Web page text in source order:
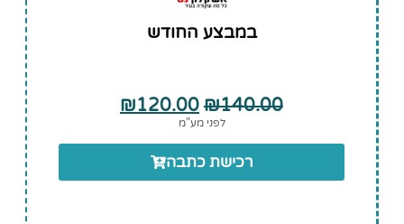
במבצע החודש
₪140.00
₪120.00
לפני מע”מ
רכישת כתבה